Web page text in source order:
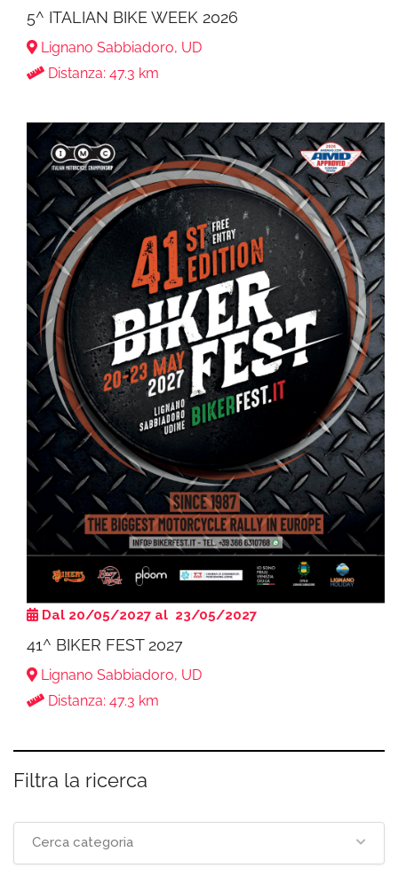
5^ ITALIAN BIKE WEEK 2026
Lignano Sabbiadoro, UD
Distanza: 47.3 km
Dal 20/05/2027 al 23/05/2027
41^ BIKER FEST 2027
Lignano Sabbiadoro, UD
Distanza: 47.3 km
Filtra la ricerca
Cerca categoria